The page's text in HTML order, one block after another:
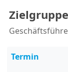
Zielgruppe
Termin